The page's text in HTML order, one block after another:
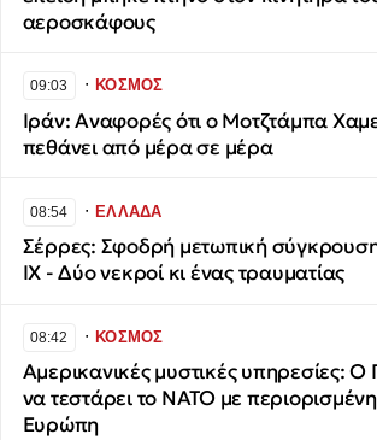
αεροσκάφους
09:03 ∙ΚΟΣΜΟΣ
Ιράν: Αναφορές ότι ο Μοτζτάμπα
πεθάνει από μέρα σε μέρα
08:54 ∙ΕΛΛΑΔΑ
Σέρρες: Σφοδρή μετωπική
ΙΧ - Δύο νεκροί κι ένας τραυματίας
08:42 ∙ΚΟΣΜΟΣ
Αμερικανικές μυστικές υπηρεσίες: Ο
να τεστάρει το ΝΑΤΟ με
Ευρώπη